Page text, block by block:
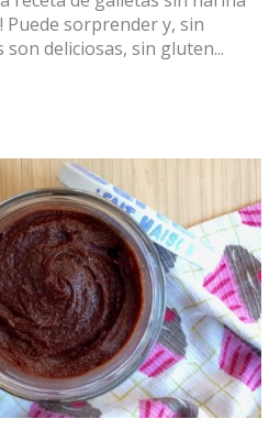
sorprender y, sin
deliciosas, sin gluten...